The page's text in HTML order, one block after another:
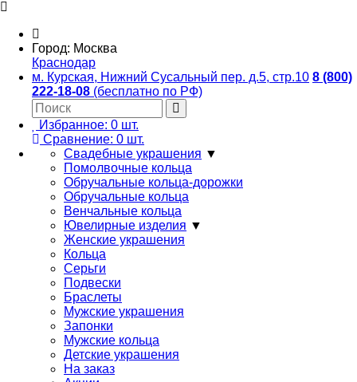
Город: Москва
Краснодар
м. Курская, Нижний Сусальный пер. д.5, стр.10 8 (800)
222-18-08 (бесплатно по РФ)
Избранное: 0 шт.
Сравнение: 0 шт.
Свадебные украшения ▼
Помолвочные кольца
Обручальные кольца-дорожки
Обручальные кольца
Венчальные кольца
Ювелирные изделия ▼
Женские украшения
Кольца
Серьги
Подвески
Браслеты
Мужские украшения
Запонки
Мужские кольца
Детские украшения
На заказ